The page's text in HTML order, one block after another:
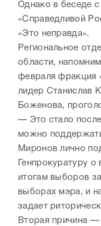
Однако в беседе с
«Справедливой
«Это неправда».
Региональное
области,
февраля фракция
лидер Станислав
Боженова,
— Это стало
можно
Миронов лично
Генпрокуратуру
итогам выборов
выборах мэра, и
задает
Вторая причина